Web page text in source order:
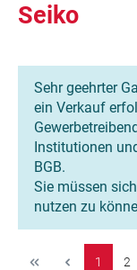
Seiko
Sehr geehrter
ein Verkauf
Institutionen
BGB.
Sie müssen
nutzen zu
1 2